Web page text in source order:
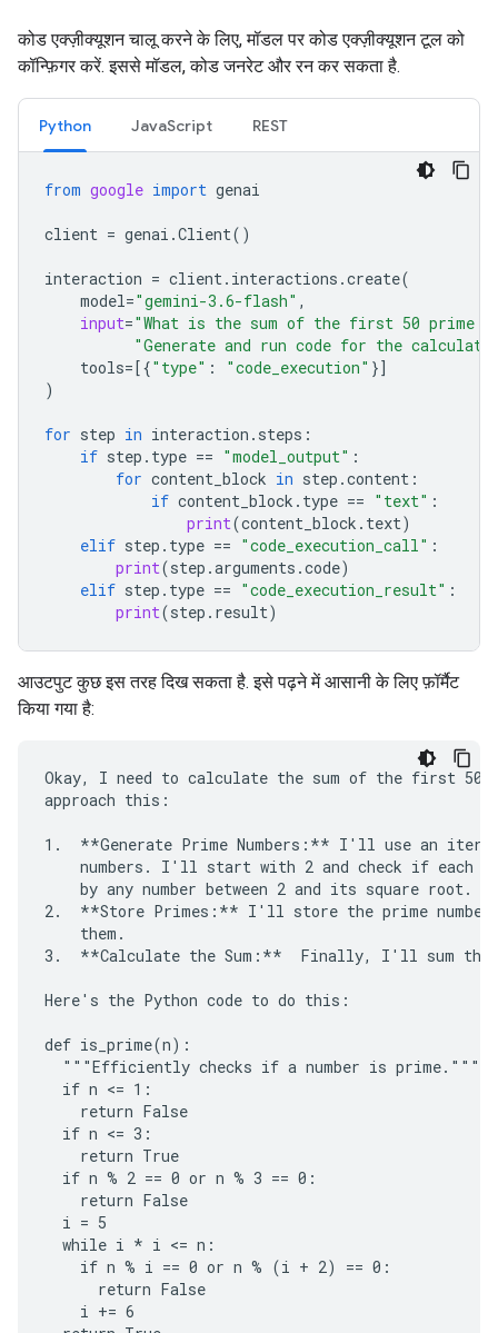
कोड एक्ज़ीक्यूशन चालू करने के लिए, मॉडल पर कोड एक्ज़ीक्यूशन टूल को
कॉन्फ़िगर करें. इससे मॉडल, कोड जनरेट और रन कर सकता है.
Python JavaScript REST
from google import genai
client = genai .Client()
interaction = client. interactions .create(
model="gemini-3.6-flash" ,
input="What is the sum of the first 50 prime
"Generate and run code for the
tools=[{"type" : "code_execution" }]
)
for step in interaction . steps :
if step . type == "model_output" :
for content_block in step .content :
if content_block . type == "text" :
print(content_block . text)
elif step . type == "code_execution_call" :
print(step .arguments .code)
elif step . type == "code_execution_result" :
print(step . result)
आउटपुट कुछ इस तरह दिख सकता है. इसे पढ़ने में आसानी के लिए फ़ॉर्मैट
किया गया है:
Okay, I need to calculate the sum of the first 50
approach this:
1.  **Generate Prime Numbers:** I'll use an
numbers. I'll start with 2 and check if each
by any number between 2 and its square root.
2.  **Store Primes:** I'll store the prime
    them.
3.  **Calculate the Sum:**  Finally, I'll sum the
Here's the Python code to do this:
def is_prime(n):
  """Efficiently checks if a number is prime."""
  if n <= 1:
    return False
  if n <= 3:
    return True
  if n % 2 == 0 or n % 3 == 0:
    return False
  i = 5
  while i * i <= n:
    if n % i == 0 or n % (i + 2) == 0:
      return False
    i += 6